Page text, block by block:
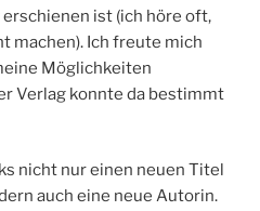
ist (ich höre oft,
machen). Ich freute mich
Möglichkeiten
Verlag konnte da bestimmt
nicht nur einen neuen Titel
auch eine neue Autorin.